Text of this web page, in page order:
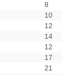
8
10
12
14
12
17
21